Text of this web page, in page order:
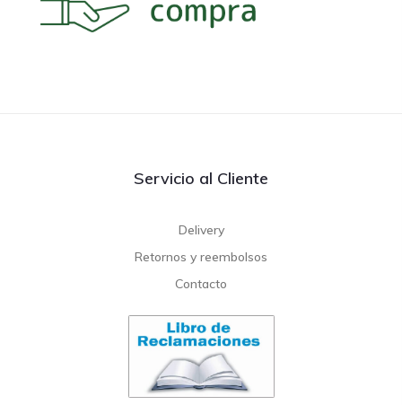
Servicio al Cliente
Delivery
Retornos y reembolsos
Contacto